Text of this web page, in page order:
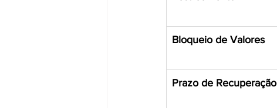
Bloqueio de Valores
Prazo de Recuperação